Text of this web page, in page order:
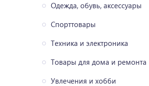
Одежда, обувь, аксессуары
Спорттовары
Техника и электроника
Товары для дома и ремонта
Увлечения и хобби